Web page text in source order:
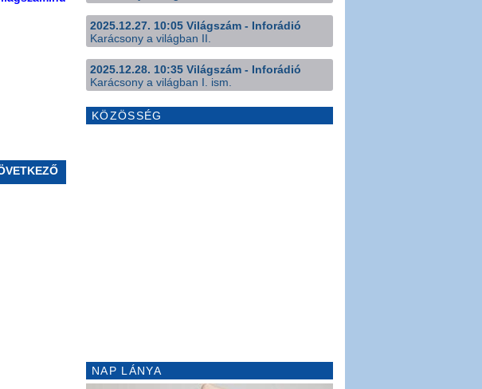
2025.12.27. 10:05 Világszám - Inforádió
Karácsony a világban II.
2025.12.28. 10:35 Világszám - Inforádió
Karácsony a világban I. ism.
KÖZÖSSÉG
NAP LÁNYA